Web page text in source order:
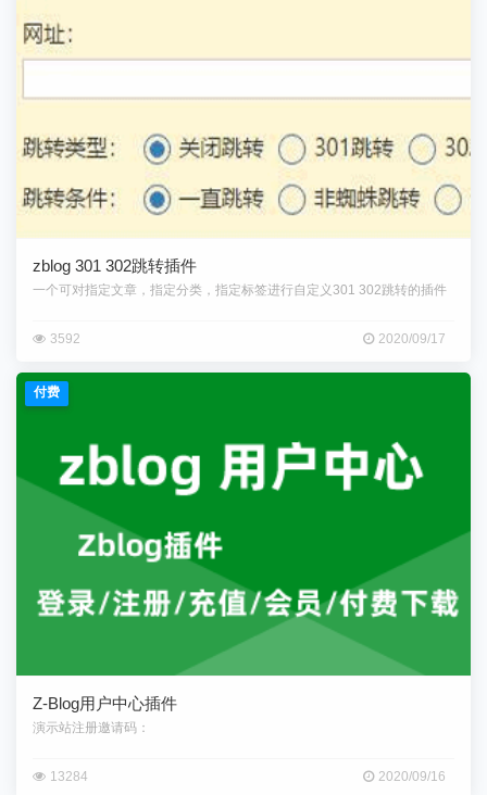
zblog 301 302跳转插件
一个可对指定文章，指定分类，指定标签进行自定义301 302跳转的插件
3592 2020/09/17
付费
Z-Blog用户中心插件
演示站注册邀请码：
13284 2020/09/16